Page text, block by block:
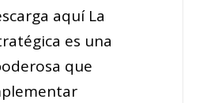
aquí La
es una
que